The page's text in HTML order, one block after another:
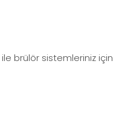
ile brülör sistemleriniz için